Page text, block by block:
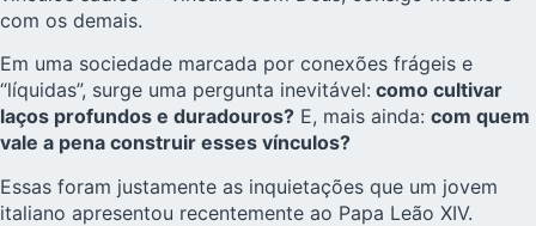
com os demais.
Em uma sociedade marcada por conexões frágeis e
“líquidas”, surge uma pergunta inevitável: como cultivar
laços profundos e duradouros? E, mais ainda: com quem
vale a pena construir esses vínculos?
Essas foram justamente as inquietações que um jovem
italiano apresentou recentemente ao Papa Leão XIV.